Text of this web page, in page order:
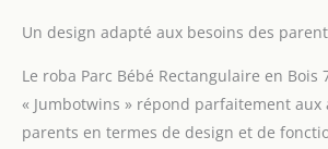
sur 3
jouer
avec leur
roulettes
Un design adapté aux besoins des
Le roba Parc Bébé Rectangulaire en Bois
« Jumbotwins » répond parfaitement aux
parents en termes de design et de